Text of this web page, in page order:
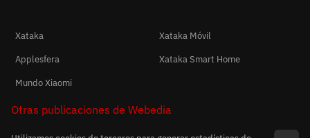
Xataka
Xataka Móvil
Applesfera
Xataka Smart Home
Mundo Xiaomi
Otras publicaciones de Webedia